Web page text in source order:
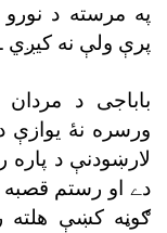
په مرسته د
پرې ولې نه کيږي
باباجى د
ورسره نۀ
لارښودنې د
دے او رستم
ګوڼه کښې هلته